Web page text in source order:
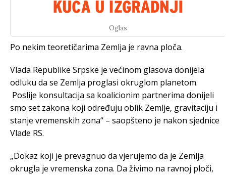
Oglas
Po nekim teoretičarima Zemlja je ravna ploča.
Vlada Republike Srpske je većinom glasova donijela
odluku da se Zemlja proglasi okruglom planetom.
Poslije konsultacija sa koalicionim partnerima donijeli
smo set zakona koji određuju oblik Zemlje, gravitaciju i
stanje vremenskih zona“ – saopšteno je nakon sjednice
Vlade RS.
„Dokaz koji je prevagnuo da vjerujemo da je Zemlja
okrugla je vremenska zona. Da živimo na ravnoj ploči,